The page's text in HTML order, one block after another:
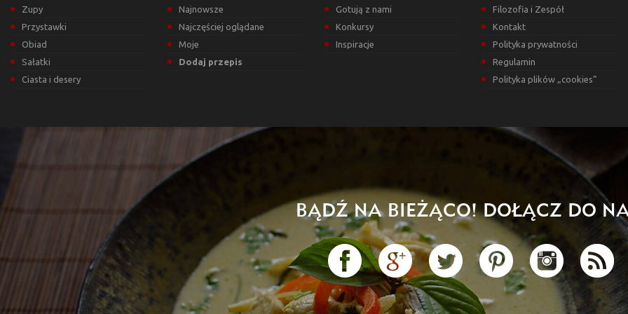
Zupy
Przystawki
Obiad
Sałatki
Ciasta i desery
Najnowsze
Najczęściej oglądane
Moje
Dodaj przepis
Gotują z nami
Konkursy
Inspiracje
Filozofia i Zespół
Kontakt
Polityka prywatności
Regulamin
Polityka plików „cookies”
BĄDŹ NA BIEŻĄCO! DOŁĄCZ DO